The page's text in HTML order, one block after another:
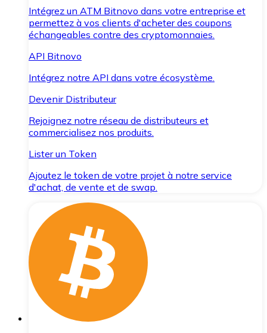
Intégrez un ATM Bitnovo dans votre entreprise et
permettez à vos clients d'acheter des coupons
échangeables contre des cryptomonnaies.
API Bitnovo
Intégrez notre API dans votre écosystème.
Devenir Distributeur
Rejoignez notre réseau de distributeurs et
commercialisez nos produits.
Lister un Token
Ajoutez le token de votre projet à notre service
d'achat, de vente et de swap.